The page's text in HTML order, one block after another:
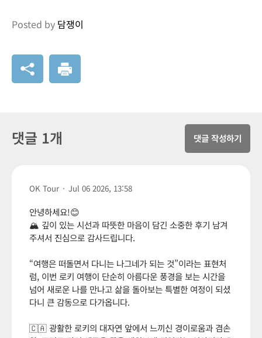
Posted by 담쟁이
댓글 1개 댓글 작성하기
OK Tour · Jul 06 2026, 13:58
안녕하세요!😊
🏔️ 깊이 있는 시선과 따뜻한 마음이 담긴 소중한 후기 남겨
주셔서 진심으로 감사드립니다.
“여행은 떠돌면서 다니는 나그네가 되는 것”이라는 표현처
럼, 이번 로키 여행이 단순히 아름다운 풍경을 보는 시간을
넘어 새로운 나를 만나고 삶을 돌아보는 특별한 여정이 되셨
다니 큰 감동으로 다가옵니다.
🇨🇦 광활한 로키의 대자연 앞에서 느끼신 경이로움과 겸손